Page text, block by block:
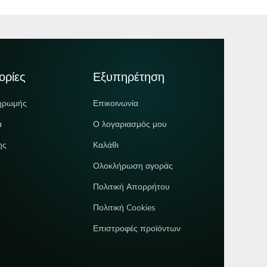
Εξυπηρέτηση
Επικοινωνία
Ο λογαριασμός μου
Καλάθι
Ολοκλήρωση αγοράς
Πολιτική Απορρήτου
Πολιτική Cookies
Επιστροφές προϊόντων